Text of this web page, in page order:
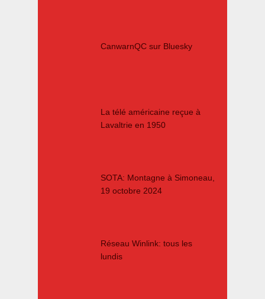
CanwarnQC sur Bluesky
La télé américaine reçue à
Lavaltrie en 1950
SOTA: Montagne à Simoneau,
19 octobre 2024
Réseau Winlink: tous les
lundis